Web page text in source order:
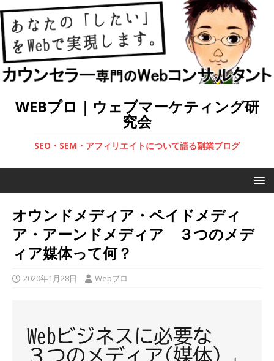
WEBプロ｜ウェブマーケティング研
究会
SEO・SEM・アフィリエイトについて語る副業ブログ
オウンドメディア・ペイドメディ
ア・アーンドメディア ３つのメデ
ィア媒体って何？
2020年1月28日 Webプロ